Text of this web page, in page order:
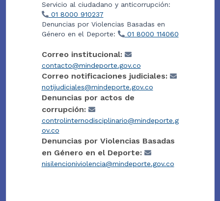
Servicio al ciudadano y anticorrupción:
01 8000 910237
Denuncias por Violencias Basadas en
Género en el Deporte:
01 8000 114060
Correo institucional:
contacto@mindeporte.gov.co
Correo notificaciones judiciales:
notijudiciales@mindeporte.gov.co
Denuncias por actos de
corrupción:
controlinternodisciplinario@mindeporte.g
ov.co
Denuncias por Violencias Basadas
en Género en el Deporte:
nisilencioniviolencia@mindeporte.gov.co